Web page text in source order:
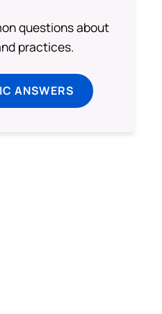
questions about
practices.
ANSWERS